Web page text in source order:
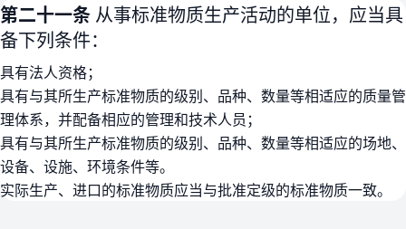
第二十一条 从事标准物质生产活动的单位，应当具
备下列条件：
具有法人资格；
具有与其所生产标准物质的级别、品种、数量等相适应的质量管
理体系，并配备相应的管理和技术人员；
具有与其所生产标准物质的级别、品种、数量等相适应的场地、
设备、设施、环境条件等。
实际生产、进口的标准物质应当与批准定级的标准物质一致。